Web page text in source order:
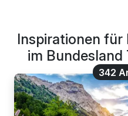
Inspirationen für
im
342